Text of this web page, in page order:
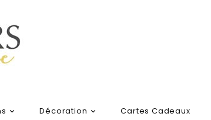
 
Décoration Cartes Cadeaux